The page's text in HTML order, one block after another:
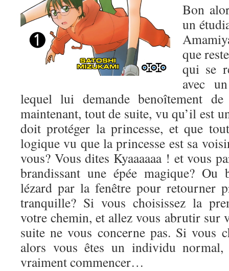
Bon
un
que
qui se
avec
lequel lui demande benoîtement
maintenant, tout de suite, vu qu’il est
doit protéger la princesse, et que
logique vu que la princesse est sa
vous? Vous dites Kyaaaaaa ! et vous
brandissant une épée magique? Ou
lézard par la fenêtre pour retourner
tranquille? Si vous choisissez la
votre chemin, et allez vous abrutir sur
suite ne vous concerne pas. Si vous
alors vous êtes un individu
vraiment commencer…